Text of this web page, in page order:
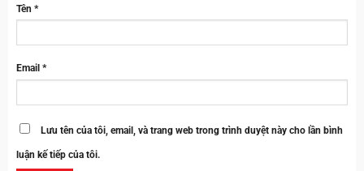
Tên *
Email *
Lưu tên của tôi, email, và trang web trong trình duyệt này cho lần bình
luận kế tiếp của tôi.